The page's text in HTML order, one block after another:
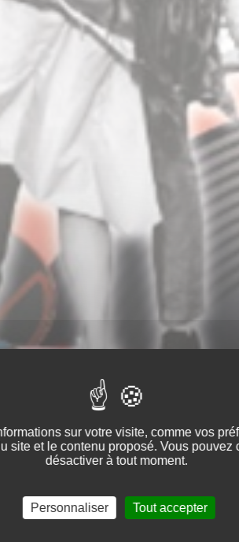
sur votre visite, comme vos
site et le contenu proposé. Vous
désactiver à tout moment.
Tout accepter
Personnaliser